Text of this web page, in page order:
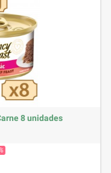
8 unidades
Precio